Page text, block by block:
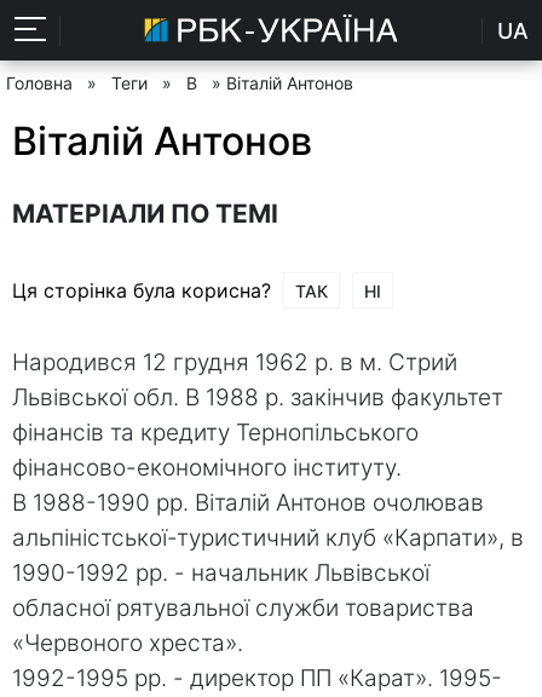
UA
Головна » Теги » В » Віталій Антонов
Віталій Антонов
МАТЕРІАЛИ ПО ТЕМІ
Ця сторінка була корисна? ТАК НІ
Народився 12 грудня 1962 р. в м. Стрий
Львівської обл. В 1988 р. закінчив факультет
фінансів та кредиту Тернопільського
фінансово-економічного інституту.
В 1988-1990 рр. Віталій Антонов очолював
альпіністської-туристичний клуб «Карпати», в
1990-1992 рр. - начальник Львівської
обласної рятувальної служби товариства
«Червоного хреста».
1992-1995 рр. - директор ПП «Карат». 1995-